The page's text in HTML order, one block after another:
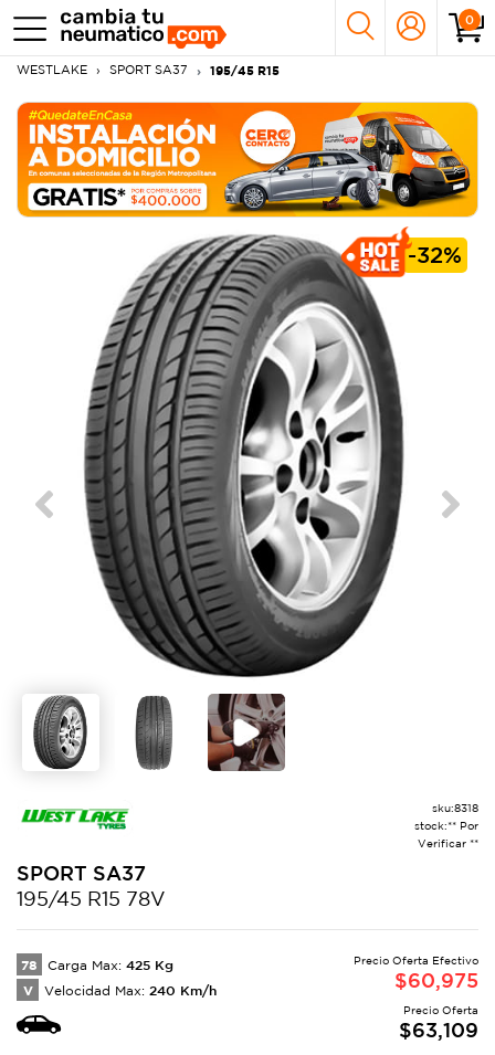
0
WESTLAKE SPORT SA37 195/45 R15
-32%
Previous Next
sku:8318
stock:** Por
Verificar **
SPORT SA37
195/45 R15 78V
78 Carga Max: 425 Kg
V Velocidad Max: 240 Km/h
Precio Oferta Efectivo
$60,975
Precio Oferta
$63,109